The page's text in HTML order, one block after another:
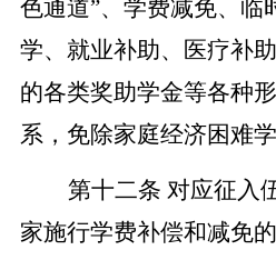
色通道”、学费减免、临
学、就业补助、医疗补
的各类奖助学金等各种
系，免除家庭经济困难
第十二条 对应征入
家施行学费补偿和减免的